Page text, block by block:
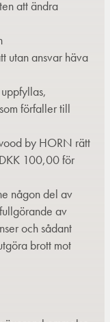
att ändra
utan ansvar häva
förfaller till
by HORN rätt
100,00 för
någon del av
av
och sådant
brott mot